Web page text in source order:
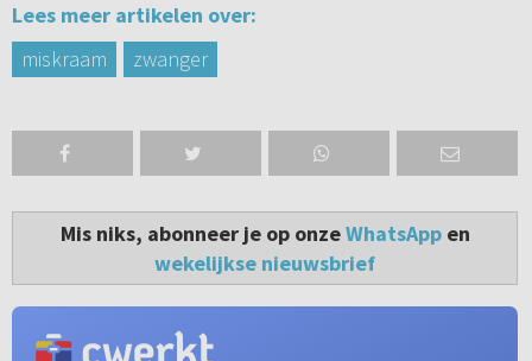
Lees meer artikelen over:
miskraam
zwanger
Mis niks, abonneer je op onzeWhatsAppen
wekelijkse nieuwsbrief